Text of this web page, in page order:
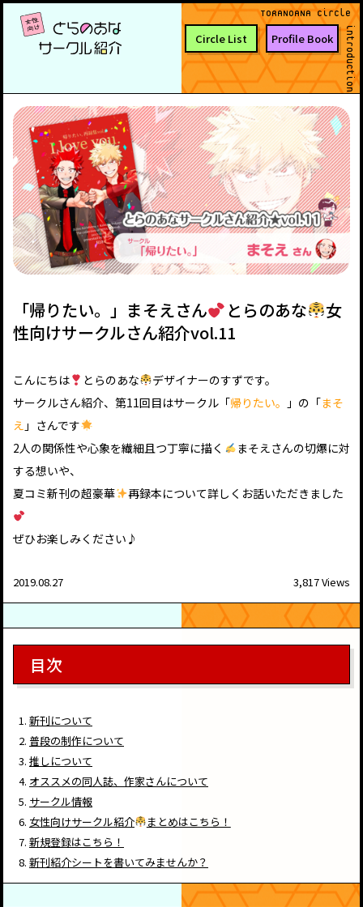
TORANOANA Circle
introduction
Circle List Profile Book
「帰りたい。」まそえさん とらのあな
女
性向けサークルさん紹介vol.11
こんにちは とらのあな
デザイナーのすずです。
サークルさん紹介、第11回目はサークル「帰りたい。 」の「まそ
え 」さんです
2人の関係性や心象を繊細且つ丁寧に描く
まそえさんの切爆に対
する想いや、
夏コミ新刊の超豪華
再録本について詳しくお話いただきました
ぜひお楽しみください♪
2019.08.27 3,817 Views
目次
新刊について
普段の制作について
推しについて
オススメの同人誌、作家さんについて
サークル情報
女性向けサークル紹介
まとめはこちら！
新規登録はこちら！
新刊紹介シートを書いてみませんか？